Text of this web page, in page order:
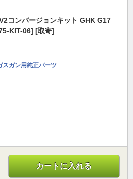
コンバージョンキット GHK G17
KIT-06] [取寄]
スガン用純正パーツ
カートに入れる